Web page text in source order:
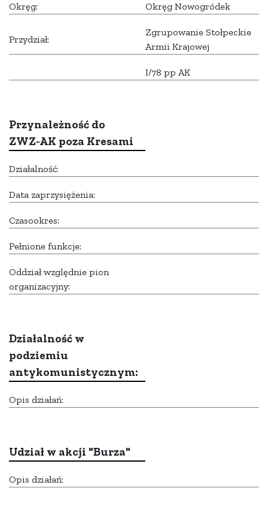
Okręg: Okręg Nowogródek
Przydział:
Zgrupowanie Stołpeckie
Armii Krajowej
I/78 pp AK
Przynależność do
ZWZ-AK poza Kresami
Działalność:
Data zaprzysiężenia:
Czasookres:
Pełnione funkcje:
Oddział względnie pion
organizacyjny:
Działalność w
podziemiu
antykomunistycznym:
Opis działań:
Udział w akcji "Burza"
Opis działań: